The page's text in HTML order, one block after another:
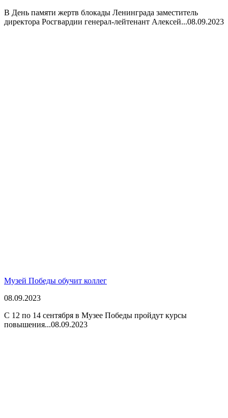
В День памяти жертв блокады Ленинграда заместитель
директора Росгвардии генерал-лейтенант Алексей...08.09.2023
Музей Победы обучит коллег
08.09.2023
С 12 по 14 сентября в Музее Победы пройдут курсы
повышения...08.09.2023